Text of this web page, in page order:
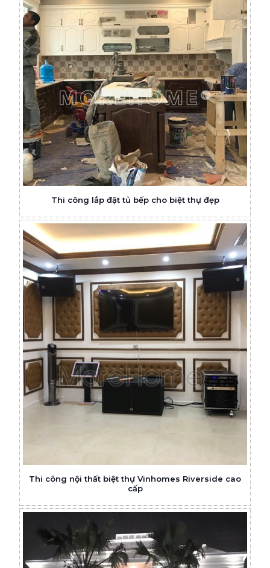
Thi công lắp đặt tủ bếp cho biệt thự đẹp
Thi công nội thất biệt thự Vinhomes Riverside cao
cấp